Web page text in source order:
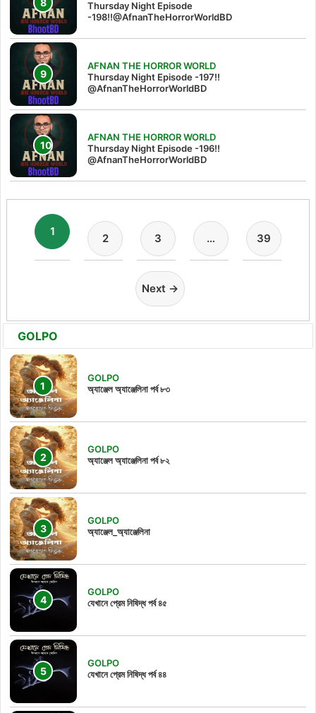
Thursday Night Episode
-198!!@AfnanTheHorrorWorldBD
AFNAN THE HORROR WORLD
Thursday Night Episode -197!!‪
@AfnanTheHorrorWorldBD‬
AFNAN THE HORROR WORLD
Thursday Night Episode -196!!
@AfnanTheHorrorWorldBD
1
2 3 … 39
Next →
GOLPO
GOLPO
অ্যাঞ্জেল অ্যাঞ্জেলিনা পর্ব ৮৩
GOLPO
অ্যাঞ্জেল অ্যাঞ্জেলিনা পর্ব ৮২
GOLPO
অ্যাঞ্জেল_অ্যাঞ্জেলিনা
GOLPO
যেখানে প্রেম নিষিদ্ধ পর্ব ৪৫
GOLPO
যেখানে প্রেম নিষিদ্ধ পর্ব ৪৪